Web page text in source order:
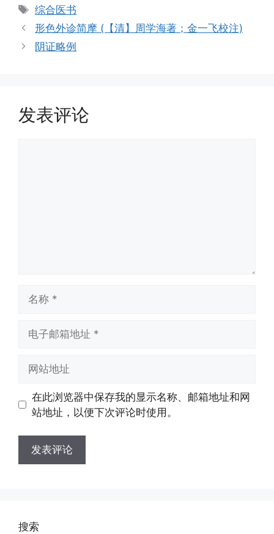
类
标
签
综合医书
形色外诊简摩 (【清】周学海著；金一飞校注)
阴证略例
发表评论
址
址
在此浏览器中保存我的显示名称、邮箱地址和网
站地址，以便下次评论时使用。
搜索